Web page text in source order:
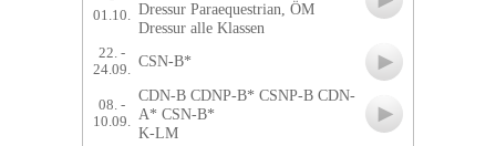
01.10. Dressur Paraequestrian, ÖM
Dressur alle Klassen
22. -
24.09. CSN-B*
08. -
10.09.
CDN-B CDNP-B* CSNP-B CDN-
A* CSN-B*
K-LM